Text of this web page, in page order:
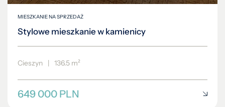
MIESZKANIE NA SPRZEDAŻ
Stylowe mieszkanie w kamienicy
Cieszyn | 136.5 m²
649 000 PLN